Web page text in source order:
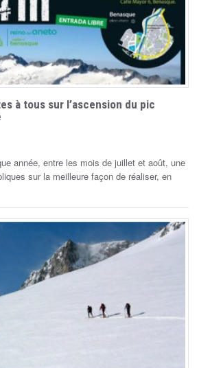
à tous sur l’ascension du pic
année, entre les mois de juillet et août, une
sur la meilleure façon de réaliser, en